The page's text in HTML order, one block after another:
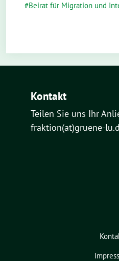
Beirat für Migration und
Kontakt
Teilen Sie uns Ihr
fraktion(at)gruene-